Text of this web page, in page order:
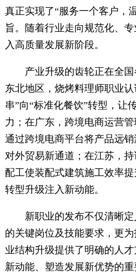
真正实现了“服务一个客户，
旨。随着行业走向规范化、
入高质量发展新阶段。
产业升级的齿轮正在全国
东北地区，烧烤料理师职业
串”向“标准化餐饮”转型，让
力；在广东，跨境电商运营
通过跨境电商平台将产品远
对外贸易新通道；在江苏，
配工使装配式建筑施工效率
转型升级注入新动能。
新职业的发布不仅清晰定
的关键岗位及技能要求，更
业结构升级提供了明确的人
新动能、塑造发展新优势的重